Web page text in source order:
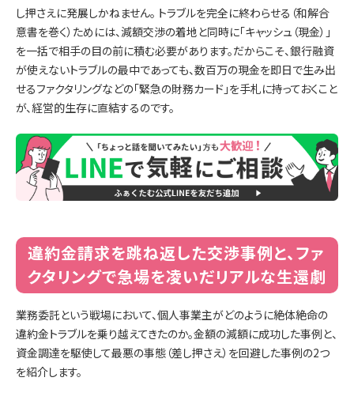
し押さえに発展しかねません。 トラブルを完全に終わらせる（和解合
意書を巻く）ためには、減額交渉の着地と同時に「キャッシュ（現金）」
を一括で相手の目の前に積む必要があります。だからこそ、銀行融資
が使えないトラブルの最中であっても、数百万の現金を即日で生み出
せるファクタリングなどの「緊急の財務カード」を手札に持っておくこと
が、経営的生存に直結するのです。
違約金請求を跳ね返した交渉事例と、ファ
クタリングで急場を凌いだリアルな生還劇
業務委託という戦場において、個人事業主がどのように絶体絶命の
違約金トラブルを乗り越えてきたのか。金額の減額に成功した事例と、
資金調達を駆使して最悪の事態（差し押さえ）を回避した事例の2つ
を紹介します。